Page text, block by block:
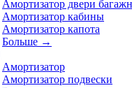
Амортизатор двери
Амортизатор кабины
Амортизатор капота
Больше →
Амортизатор
Амортизатор подвески